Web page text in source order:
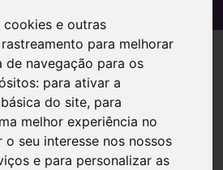
e outras
para melhorar
de navegação para os
para ativar a
do site, para
melhor experiência no
o seu interesse nos nossos
e para personalizar as